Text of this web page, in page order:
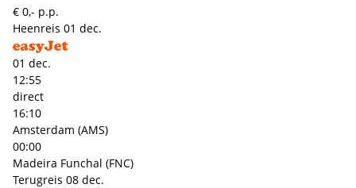
€ 0,- p.p.
Heenreis 01 dec.
01 dec.
12:55
direct
16:10
Amsterdam (AMS)
00:00
Madeira Funchal (FNC)
Terugreis 08 dec.